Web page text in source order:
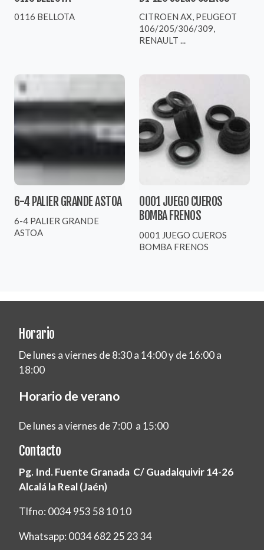
0116 BELLOTA
CITROEN AX, PEUGEOT
106/205/306/309,
RENAULT ...
6-4 PALIER GRANDE ASTOA
6-4 PALIER GRANDE
ASTOA
0001 JUEGO CUEROS
BOMBA FRENOS
0001 JUEGO CUEROS
BOMBA FRENOS
Horario
De lunes a viernes de 8:30 a 14:00 y de 16:00 a
18:00
Horario de verano
De lunes a viernes de 7:00 a 15:00
Contacto
Pg. Ind. Fuente Granada C/ Guadalquivir 14-26
Alcalá la Real (Jaén)
Tlfno: 0034 953 58 10 10
Whatsapp: 0034 682 25 23 34